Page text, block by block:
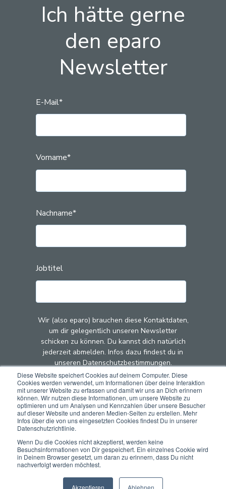
Diese Website speichert Cookies auf deinem Computer. Diese
Cookies werden verwendet, um Informationen über deine Interaktion
mit unserer Website zu erfassen und damit wir uns an Dich erinnern
können. Wir nutzen diese Informationen, um unsere Website zu
optimieren und um Analysen und Kennzahlen über unsere Besucher
auf dieser Website und anderen Medien-Seiten zu erstellen. Mehr
Infos über die von uns eingesetzten Cookies findest Du in unserer
Datenschutzrichtlinie.
Wenn Du die Cookies nicht akzeptierst, werden keine
Besuchsinformationen von Dir gespeichert. Ein einzelnes Cookie wird
in Deinem Browser gesetzt, um daran zu erinnern, dass Du nicht
nachverfolgt werden möchtest.
Akzeptieren Ablehnen
Ich hätte gerne
den eparo
Newsletter
E-Mail*
Vorname*
Nachname*
Jobtitel
Wir (also eparo) brauchen diese Kontaktdaten,
um dir gelegentlich unseren Newsletter
schicken zu können. Du kannst dich natürlich
jederzeit abmelden. Infos dazu findest du in
unseren Datenschutzbestimmungen.
Mit dem Klick auf "Abschicken" stimmst du zu,
dass wir (also eparo) deine Kontaktdaten zu
diesem Zweck speichern und verarbeiten.